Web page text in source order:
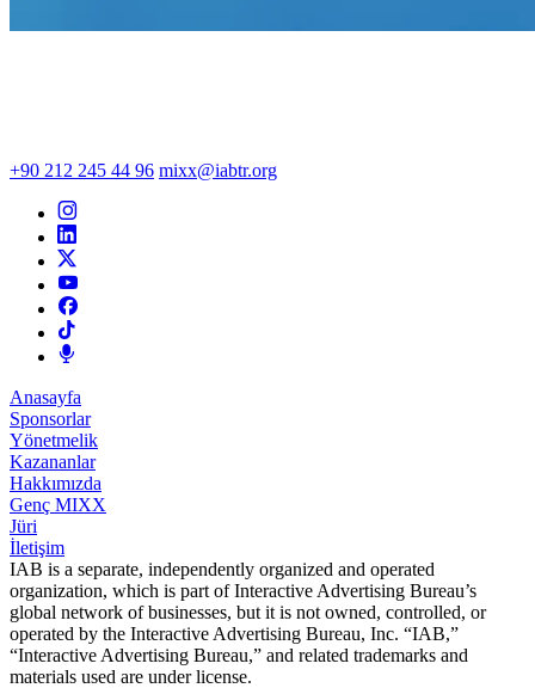
+90 212 245 44 96 mixx@iabtr.org
Anasayfa
Sponsorlar
Yönetmelik
Kazananlar
Hakkımızda
Genç MIXX
Jüri
İletişim
IAB is a separate, independently organized and operated
organization, which is part of Interactive Advertising Bureau’s
global network of businesses, but it is not owned, controlled, or
operated by the Interactive Advertising Bureau, Inc. “IAB,”
“Interactive Advertising Bureau,” and related trademarks and
materials used are under license.